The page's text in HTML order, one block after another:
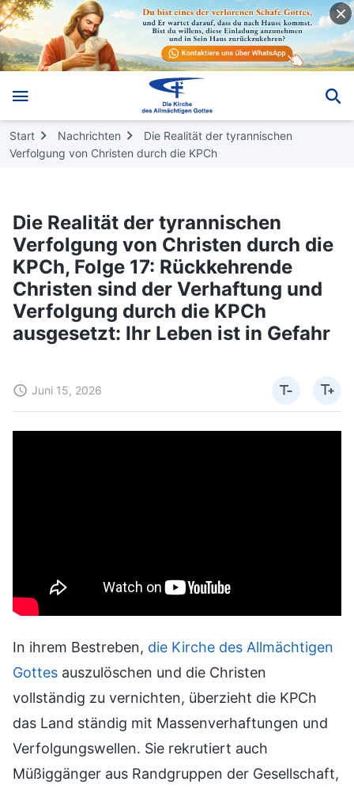
Start Nachrichten
Die Realität der tyrannischen
Verfolgung von Christen durch die KPCh
Die Realität der tyrannischen
Verfolgung von Christen durch die
KPCh, Folge 17: Rückkehrende
Christen sind der Verhaftung und
Verfolgung durch die KPCh
ausgesetzt: Ihr Leben ist in Gefahr
Juni 15, 2026
In ihrem Bestreben, die Kirche des Allmächtigen
Gottes auszulöschen und die Christen
vollständig zu vernichten, überzieht die KPCh
das Land ständig mit Massenverhaftungen und
Verfolgungswellen. Sie rekrutiert auch
Müßiggänger aus Randgruppen der Gesellschaft,